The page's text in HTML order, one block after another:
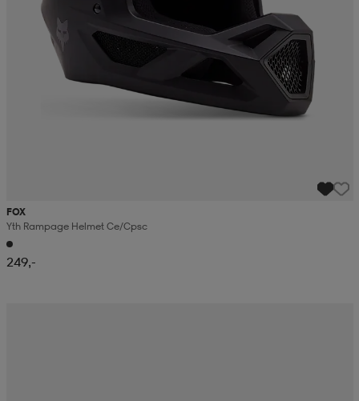
FOX
Yth Rampage Helmet Ce/cpsc
249,-